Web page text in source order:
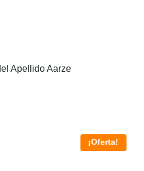
Apellido Aarze
¡Oferta!